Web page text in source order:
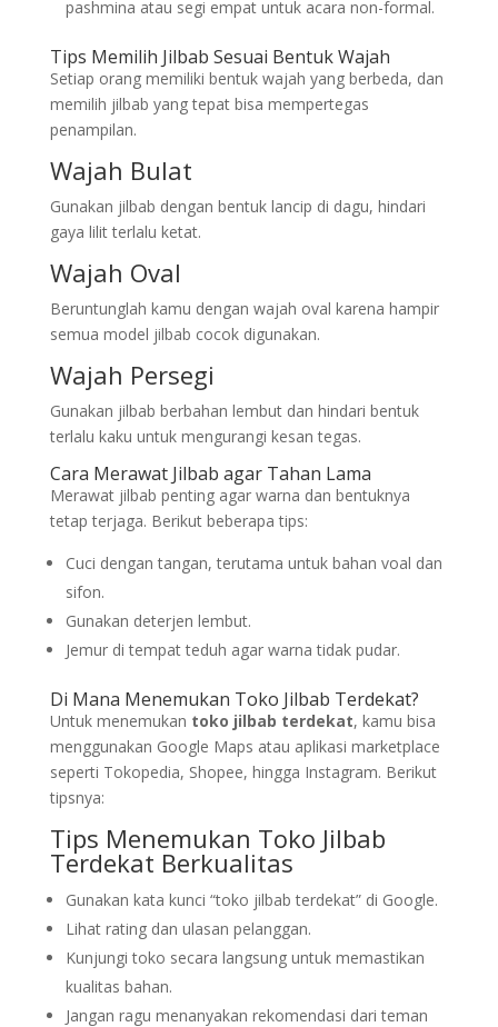
pashmina atau segi empat untuk acara non-formal.
Tips Memilih Jilbab Sesuai Bentuk Wajah
Setiap orang memiliki bentuk wajah yang berbeda, dan
memilih jilbab yang tepat bisa mempertegas
penampilan.
Wajah Bulat
Gunakan jilbab dengan bentuk lancip di dagu, hindari
gaya lilit terlalu ketat.
Wajah Oval
Beruntunglah kamu dengan wajah oval karena hampir
semua model jilbab cocok digunakan.
Wajah Persegi
Gunakan jilbab berbahan lembut dan hindari bentuk
terlalu kaku untuk mengurangi kesan tegas.
Cara Merawat Jilbab agar Tahan Lama
Merawat jilbab penting agar warna dan bentuknya
tetap terjaga. Berikut beberapa tips:
Cuci dengan tangan, terutama untuk bahan voal dan
sifon.
Gunakan deterjen lembut.
Jemur di tempat teduh agar warna tidak pudar.
Di Mana Menemukan Toko Jilbab Terdekat?
Untuk menemukan toko jilbab terdekat, kamu bisa
menggunakan Google Maps atau aplikasi marketplace
seperti Tokopedia, Shopee, hingga Instagram. Berikut
tipsnya:
Tips Menemukan Toko Jilbab
Terdekat Berkualitas
Gunakan kata kunci “toko jilbab terdekat” di Google.
Lihat rating dan ulasan pelanggan.
Kunjungi toko secara langsung untuk memastikan
kualitas bahan.
Jangan ragu menanyakan rekomendasi dari teman